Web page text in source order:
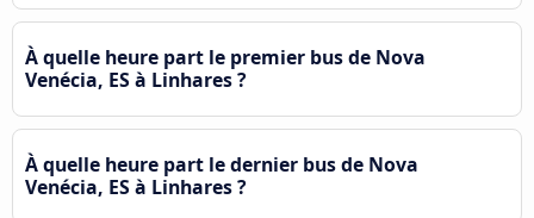
À quelle heure part le premier bus de Nova
Venécia, ES à Linhares ?
À quelle heure part le dernier bus de Nova
Venécia, ES à Linhares ?